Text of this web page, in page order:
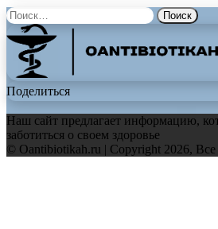
Найти:
Поделиться
Наш сайт предлагает информацию,
заботиться о своем здоровье
© Oantibiotikah.ru | Copyright 2026,